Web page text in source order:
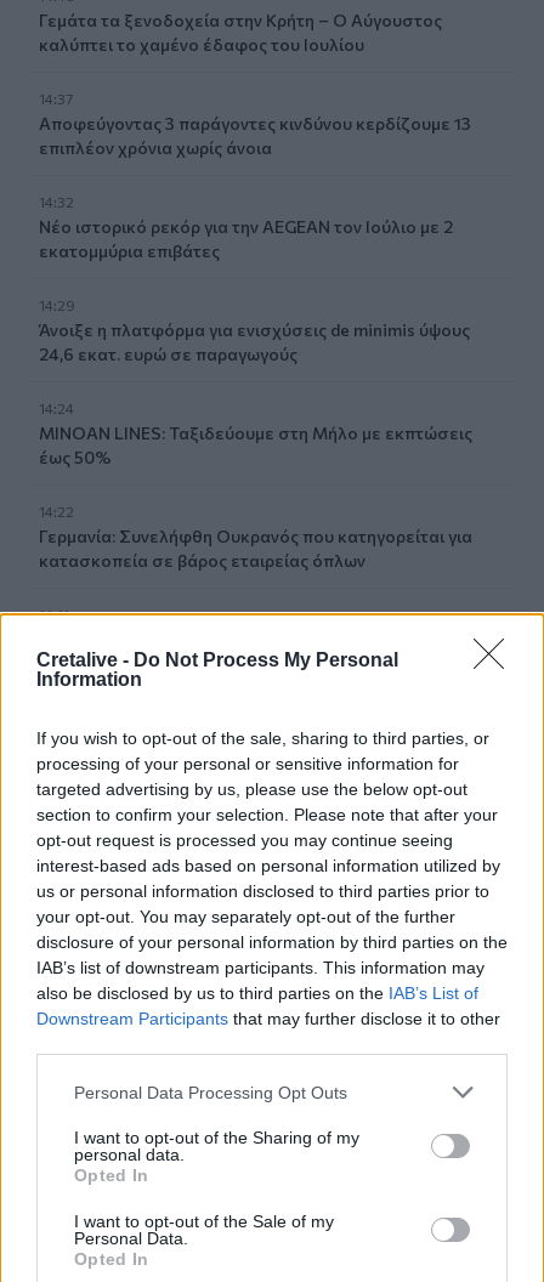
Cretalive - Do Not Process My Personal
Information
If you wish to opt-out of the sale, sharing to third parties, or
processing of your personal or sensitive information for
targeted advertising by us, please use the below opt-out
section to confirm your selection. Please note that after your
opt-out request is processed you may continue seeing
interest-based ads based on personal information utilized by
us or personal information disclosed to third parties prior to
your opt-out. You may separately opt-out of the further
disclosure of your personal information by third parties on the
IAB’s list of downstream participants. This information may
also be disclosed by us to third parties on the IAB’s List of
Downstream Participants that may further disclose it to other
Personal Data Processing Opt Outs
I want to opt-out of the Sharing of my
personal data.
Opted In
I want to opt-out of the Sale of my
Personal Data.
Opted In
Γεμάτα τα ξενοδοχεία στην Κρήτη – Ο Αύγουστος
καλύπτει το χαμένο έδαφος του Ιουλίου
14:37
Αποφεύγοντας 3 παράγοντες κινδύνου κερδίζουμε 13
επιπλέον χρόνια χωρίς άνοια
14:32
Νέο ιστορικό ρεκόρ για την AEGEAN τον Ιούλιο με 2
εκατομμύρια επιβάτες
14:29
Άνοιξε η πλατφόρμα για ενισχύσεις de minimis ύψους
24,6 εκατ. ευρώ σε παραγωγούς
14:24
MINOAN LINES: Ταξιδεύουμε στη Μήλο με εκπτώσεις
έως 50%
14:22
Γερμανία: Συνελήφθη Ουκρανός που κατηγορείται για
κατασκοπεία σε βάρος εταιρείας όπλων
14:11
Ουκρανία
Caravel: Η νέα πολυτέλεια βρίσκεται στις εμπειρίες που
αξίζουν
14:03
Πέθανε ο εμβληματικός Ιταλός τραγουδοποιός
Φραντσέσκο Γκουτσίνι
ΠΕΡΙΣΣΟΤΕΡΑ
ΣΧΕΤΙΚA AΡΘΡΑ
Ηράκλειο: Συγκίνηση στο τρισάγιο στη μνήμη του
τρισάγιο στη μνήμη του
Νικήστρατου – Έκλεισαν το